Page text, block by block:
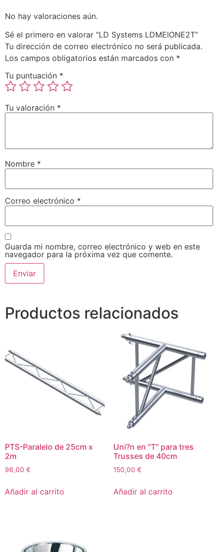
No hay valoraciones aún.
Sé el primero en valorar “LD Systems LDMEIONE2T”
Tu dirección de correo electrónico no será publicada.
Los campos obligatorios están marcados con *
Tu puntuación *
Tu valoración *
Nombre *
Correo electrónico *
Guarda mi nombre, correo electrónico y web en este
navegador para la próxima vez que comente.
Productos relacionados
PTS-Paralelo de 25cm x
2m
96,00 €
Añadir al carrito
Uni?n en "T" para tres
Trusses de 40cm
150,00 €
Añadir al carrito